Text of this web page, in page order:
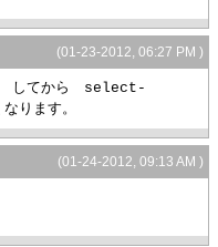
all?
=
=
=
(01-23-2012, 06:27 PM )
してから
select-
ります。
(01-24-2012, 09:13 AM )